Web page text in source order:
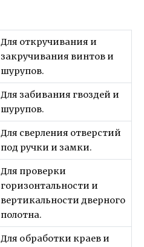
Для откручивания и
закручивания винтов и
шурупов.
Для забивания гвоздей и
шурупов.
Для сверления отверстий
под ручки и замки.
Для проверки
горизонтальности и
вертикальности дверного
полотна.
Для обработки краев и